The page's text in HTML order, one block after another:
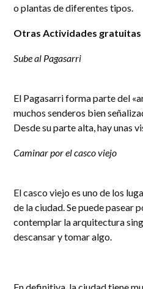
o plantas de diferentes tipos.
Otras Actividades gratuitas
Sube al
El Pagasarri forma parte del
muchos senderos bien
Desde su parte alta, hay unas
Caminar por
El casco viejo es uno de los
de la ciudad. Se puede pasear
contemplar la arquitectura
descansar y tomar algo.